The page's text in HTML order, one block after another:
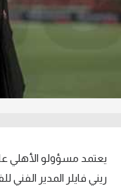
ركن الألعاب
الدوري الإسباني
يعتمد مسؤولو الأهلي
ريني فايلر المدير